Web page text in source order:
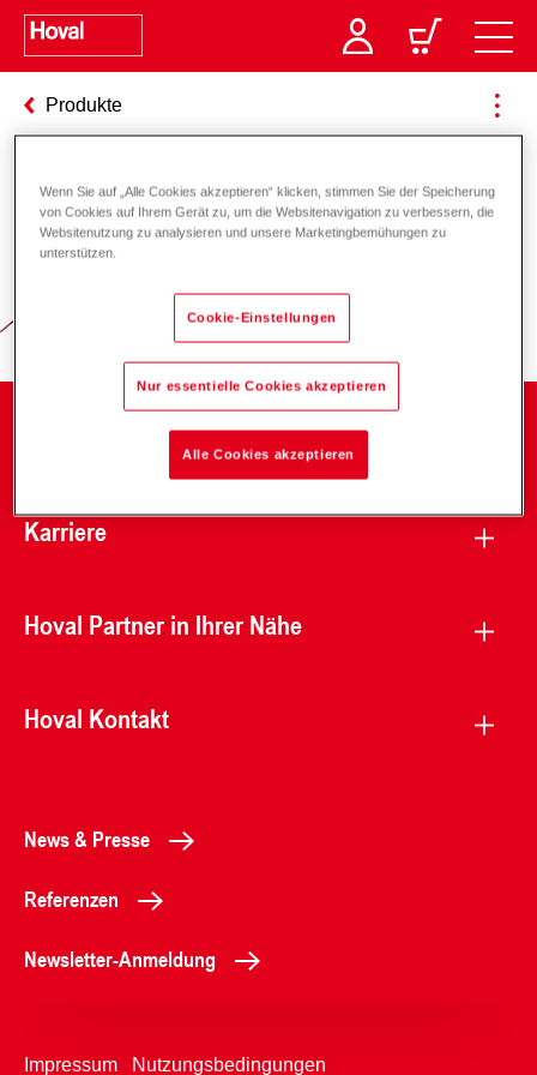
Produkte
Verantwortung für Energie und
Karriere
Hoval Partner in Ihrer Nähe
Hoval Kontakt
News & Presse
Referenzen
Newsletter-Anmeldung
Impressum Nutzungsbedingungen
Wenn Sie auf „Alle Cookies akzeptieren“ klicken, stimmen Sie der Speicherung
von Cookies auf Ihrem Gerät zu, um die Websitenavigation zu verbessern, die
Websitenutzung zu analysieren und unsere Marketingbemühungen zu
unterstützen.
Cookie-Einstellungen
Nur essentielle Cookies akzeptieren
Alle Cookies akzeptieren